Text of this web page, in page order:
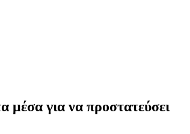
μέσα για να προστατεύσει